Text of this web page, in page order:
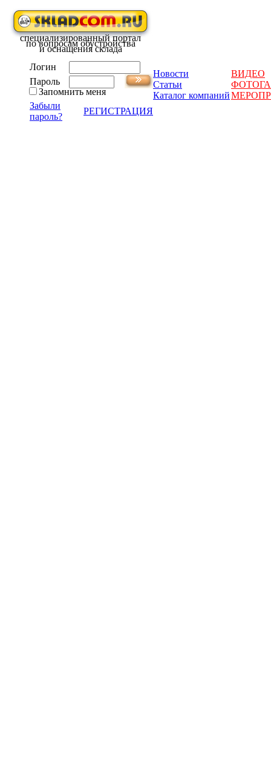
специализированный портал
по вопросам обустройства
и оснащения склада
Логин
Пароль
Запомнить меня
Забыли
пароль?
РЕГИСТРАЦИЯ
Новости
ВИДЕО
Статьи
Каталог компаний